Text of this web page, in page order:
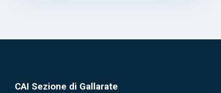
CAI Sezione di Gallarate